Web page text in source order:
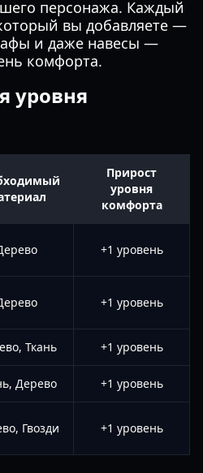
персонажа. Каждый
вы добавляете —
и даже навесы —
комфорта.
уровня
Прирост
уровня
комфорта
+1 уровень
+1 уровень
Ткань +1 уровень
Дерево +1 уровень
Гвозди +1 уровень